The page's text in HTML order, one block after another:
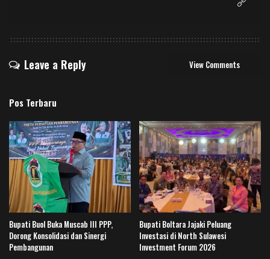
Leave a Reply View Comments
Pos Terbaru
Bupati Buol Buka Muscab III PPP,
Dorong Konsolidasi dan Sinergi
Pembangunan
Bupati Boltara Jajaki Peluang
Investasi di North Sulawesi
Investment Forum 2026